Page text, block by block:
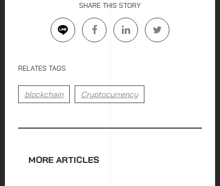
SHARE THIS STORY
RELATES TAGS
blockchain Cryptocurrency
MORE ARTICLES